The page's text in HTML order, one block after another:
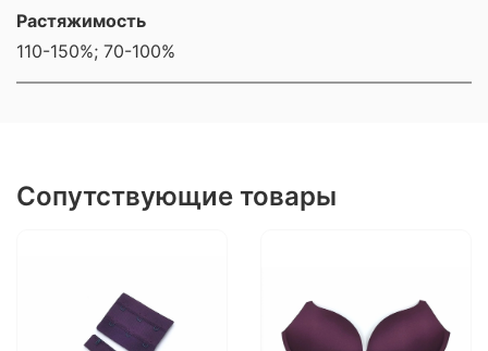
Растяжимость
110-150%; 70-100%
Сопутствующие товары